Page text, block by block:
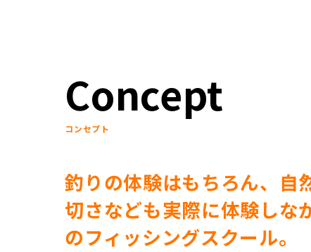
Concept
コンセプト
釣りの体験はもちろん、自
切さなども実際に体験しな
のフィッシングスクール。